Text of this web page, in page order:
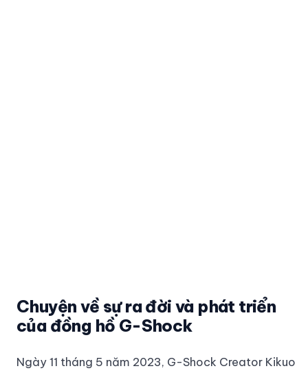
Chuyện về sự ra đời và phát triển
của đồng hồ G-Shock
Ngày 11 tháng 5 năm 2023, G-Shock Creator Kikuo